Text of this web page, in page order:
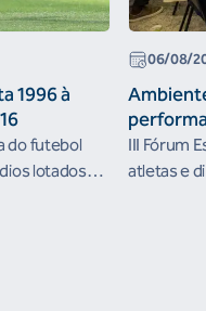
1996 à
do futebol
lotados
06/08/
III Fórum
atletas e